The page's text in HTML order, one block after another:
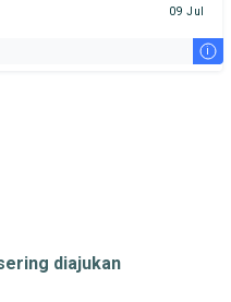
09 Jul
i
diajukan